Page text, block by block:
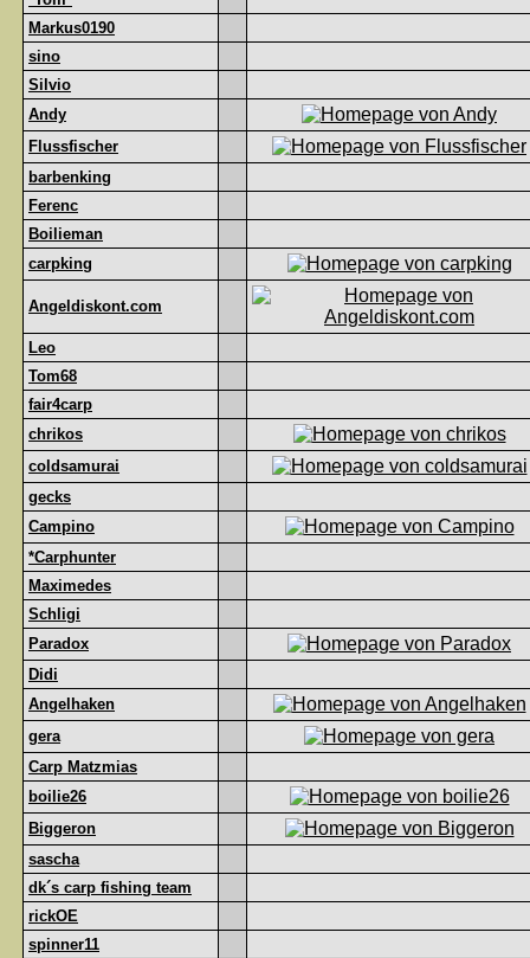
Markus0190
sino
Silvio
Andy
Flussfischer
barbenking
Ferenc
Boilieman
carpking
Angeldiskont.com
Leo
Tom68
fair4carp
chrikos
coldsamurai
gecks
Campino
*Carphunter
Maximedes
Schligi
Paradox
Didi
Angelhaken
gera
Carp Matzmias
boilie26
Biggeron
sascha
dk´s carp fishing team
rickOE
spinner11